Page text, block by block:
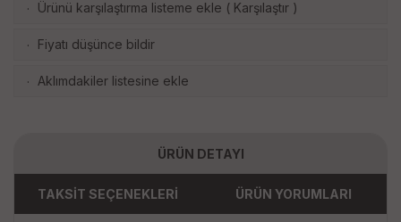
· Ürünü karşılaştırma listeme ekle ( Karşılaştır )
· Fiyatı düşünce bildir
· Aklımdakiler listesine ekle
ÜRÜN DETAYI
TAKSİT SEÇENEKLERİ ÜRÜN YORUMLARI